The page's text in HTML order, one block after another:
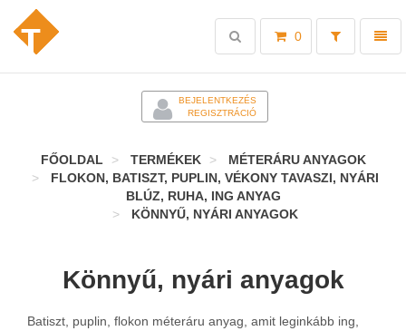
Toggle
0
Toggle
search
BEJELENTKEZÉS
REGISZTRÁCIÓ
FŐOLDAL TERMÉKEK
MÉTERÁRU ANYAGOK
FLOKON, BATISZT, PUPLIN, VÉKONY TAVASZI, NYÁRI
BLÚZ, RUHA, ING ANYAG
KÖNNYŰ, NYÁRI ANYAGOK
Könnyű, nyári anyagok
Batiszt, puplin, flokon méteráru anyag, amit leginkább ing,